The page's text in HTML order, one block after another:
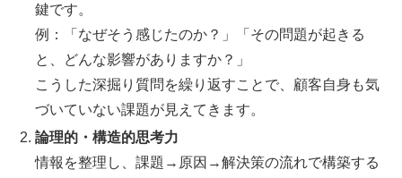
鍵です。
例：「なぜそう感じたのか？」「その問題が起きる
と、どんな影響がありますか？」
こうした深掘り質問を繰り返すことで、顧客自身も気
づいていない課題が見えてきます。
論理的・構造的思考力
情報を整理し、課題→原因→解決策の流れで構築する